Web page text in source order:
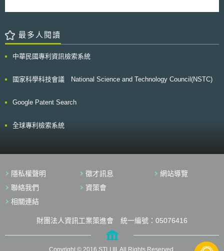
最多人閱讀
中華民國專利資訊檢索系統
國家科學科技會議 National Science and Technology Council(NSTC)
Google Patent Search
全球專利檢索系統
隱私權聲明 徵才訊息
網站導覽
聯絡我們
資策會
相關連結
財團法人資訊工業策進會 統一編號：05076416
Copyright © 2016 STLI,III. All Rights Reserved.